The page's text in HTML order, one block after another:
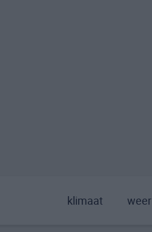
klimaat weer